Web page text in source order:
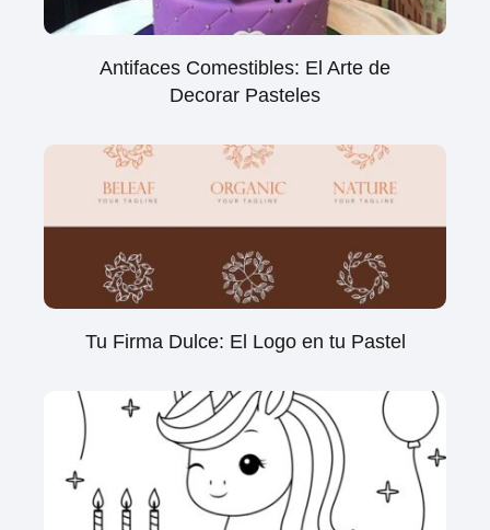
Antifaces Comestibles: El Arte de
Decorar Pasteles
Tu Firma Dulce: El Logo en tu Pastel